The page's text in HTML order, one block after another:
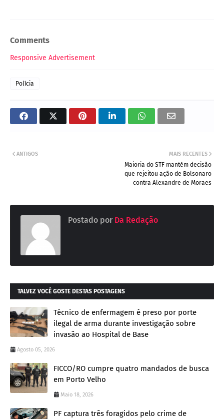
Comments
Responsive Advertisement
Polícia
MAIS RECENTES
Maioria do STF mantém decisão
que rejeitou ação de Bolsonaro
contra Alexandre de Moraes
ANTIGOS
Postado por Da Redação
TALVEZ VOCÊ GOSTE DESTAS POSTAGENS
Técnico de enfermagem é preso por porte
ilegal de arma durante investigação sobre
invasão ao Hospital de Base
Agosto 05, 2026
FICCO/RO cumpre quatro mandados de busca
em Porto Velho
Maio 18, 2026
PF captura três foragidos pelo crime de